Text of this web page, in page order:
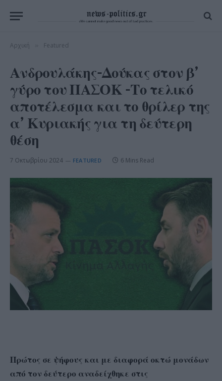
Αρχική Featured
Ανδρουλάκης-Δούκας στον β’
γύρο του ΠΑΣΟΚ -Το τελικό
αποτέλεσμα και το θρίλερ της
α’ Κυριακής για τη δεύτερη
θέση
7 Οκτωβρίου 2024 FEATURED 6 Mins Read
Πρώτος σε ψήφους και με διαφορά οκτώ μονάδων
από τον δεύτερο αναδείχθηκε στις